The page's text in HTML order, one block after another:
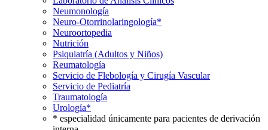
Neumonología
Neuro-Otorrinolaringología*
Neuroortopedia
Nutrición
Psiquiatría (Adultos y Niños)
Reumatología
Servicio de Flebología y Cirugía Vascular
Servicio de Pediatría
Traumatología
Urología*
* especialidad únicamente para pacientes de derivación